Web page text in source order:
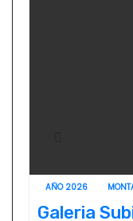
AÑO 2026
Galeria